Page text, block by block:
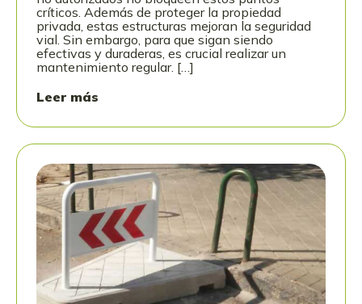
críticos. Además de proteger la propiedad
privada, estas estructuras mejoran la seguridad
vial. Sin embargo, para que sigan siendo
efectivas y duraderas, es crucial realizar un
mantenimiento regular. […]
Leer más